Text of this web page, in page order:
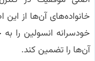
خانواده‌های آن‌ها از
خودسرانه انسولین را
آن‌ها را تضمین کند.